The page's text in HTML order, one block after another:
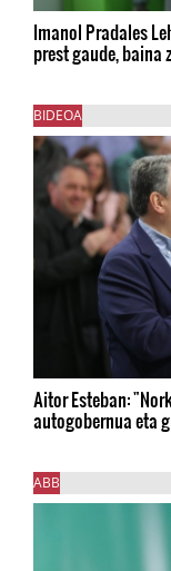
Imanol Pradales
prest gaude, baina
BIDEOA
Aitor Esteban:
autogobernua eta
ABB